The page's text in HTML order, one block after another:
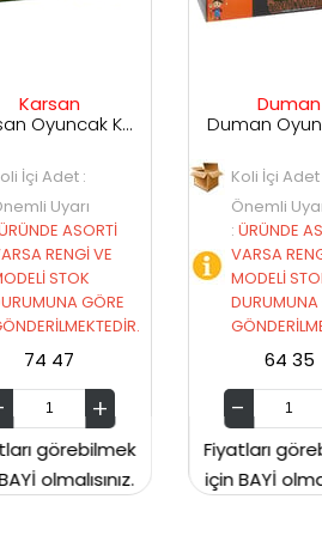
Duman Oyuncak Uzaktan Kumandalı Traktör DMNCR1922-1
Koli İçi Adet :
Önemli Uyarı
:ÜRÜNDE ASORTİ
VARSA RENGİ VE
MODELİ STOK
DURUMUNA GÖRE
GÖNDERİLMEKTEDİR.
Fiyatları görebilmek
için BAYİ olmalısınız.
:
için